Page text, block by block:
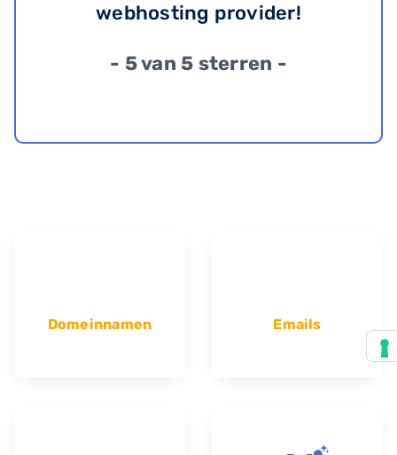
webhosting provider!
- 5 van 5 sterren -
Domeinnamen Emails